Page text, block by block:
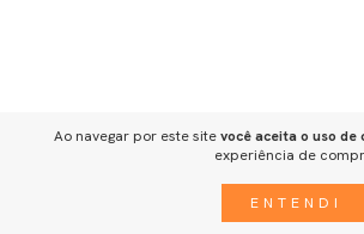
Ao navegar por este sitevocê aceita o uso de
experiência de
ENTENDI